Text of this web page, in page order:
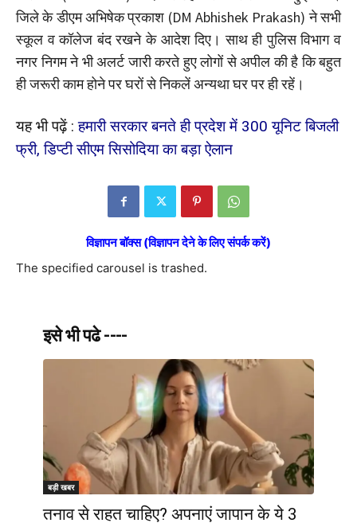
जिले के डीएम अभिषेक प्रकाश (DM Abhishek Prakash) ने सभी
स्कूल व कॉलेज बंद रखने के आदेश दिए। साथ ही पुलिस विभाग व
नगर निगम ने भी अलर्ट जारी करते हुए लोगों से अपील की है कि बहुत
ही जरूरी काम होने पर घरों से निकलें अन्यथा घर पर ही रहें।
यह भी पढ़ें :हमारी सरकार बनते ही प्रदेश में 300 यूनिट बिजली
फ्री, डिप्टी सीएम सिसोदिया का बड़ा ऐलान
विज्ञापन बॉक्स (विज्ञापन देने के लिए संपर्क करें)
The specified carousel is trashed.
इसे भी पढे ----
बड़ी खबर
तनाव से राहत चाहिए? अपनाएं जापान के ये 3